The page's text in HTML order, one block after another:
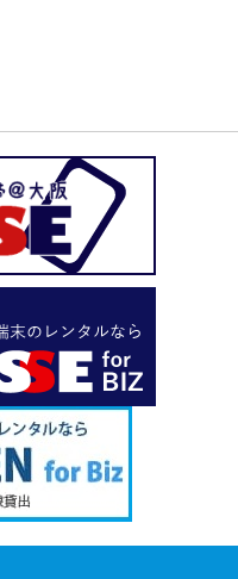
ん。 お客様と直接や
ご請求となりますの
の方に知られたくな
ただけます。
て展開しているのが、
す。 街中にもフリーwifi
たり接続に制限があっ
れらの影響を受けず、
ーネットを楽しめるポ
用いただけます。 ご希
。
にも様々な利用方法が
リの開発における実機